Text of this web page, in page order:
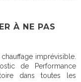
À NE PAS
imprévisible.
de Performance
dans toutes les